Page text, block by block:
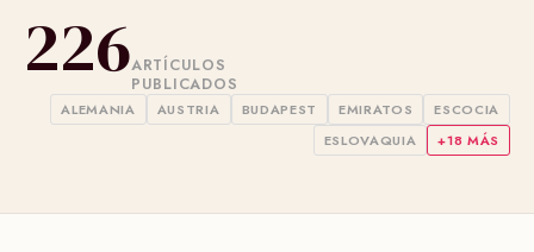
226ARTÍCULOS
PUBLICADOS
ALEMANIA AUSTRIA BUDAPEST EMIRATOS
ESCOCIA
ESLOVAQUIA
+18 MÁS